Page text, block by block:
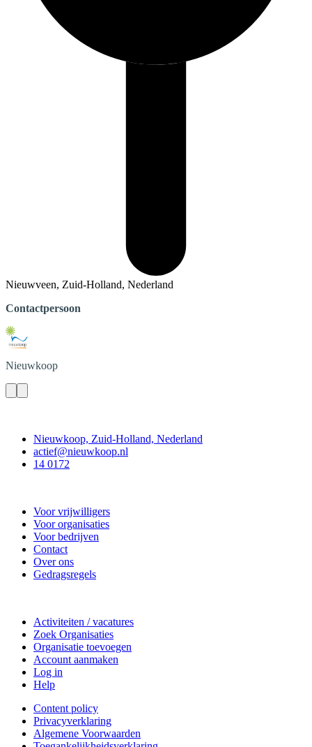
Nieuwveen, Zuid-Holland, Nederland
Contactpersoon
Nieuwkoop
Nieuwkoop, Zuid-Holland, Nederland
actief@nieuwkoop.nl
14 0172
Voor vrijwilligers
Voor organisaties
Voor bedrijven
Contact
Over ons
Gedragsregels
Activiteiten / vacatures
Zoek Organisaties
Organisatie toevoegen
Account aanmaken
Log in
Help
Content policy
Privacyverklaring
Algemene Voorwaarden